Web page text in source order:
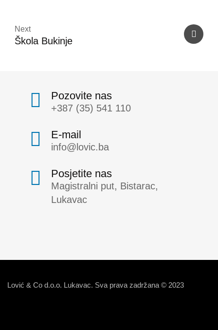
Next
Škola Bukinje
Pozovite nas
+387 (35) 541 110
E-mail
info@lovic.ba
Posjetite nas
Magistralni put, Bistarac,
Lukavac
Lović & Co d.o.o. Lukavac. Sva prava zadržana © 2023